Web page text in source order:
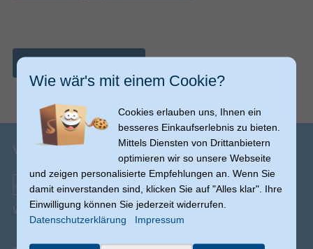
Versandinfos
Versand ab € 0,00(Ausnahmen möglich)
Wie wär's mit einem Cookie?
Cookies erlauben uns, Ihnen ein
besseres Einkaufserlebnis zu bieten.
Mittels Diensten von Drittanbietern
optimieren wir so unsere Webseite
und zeigen personalisierte Empfehlungen an. Wenn Sie
damit einverstanden sind, klicken Sie auf "Alles klar". Ihre
Einwilligung können Sie jederzeit widerrufen.
Datenschutzerklärung
Impressum